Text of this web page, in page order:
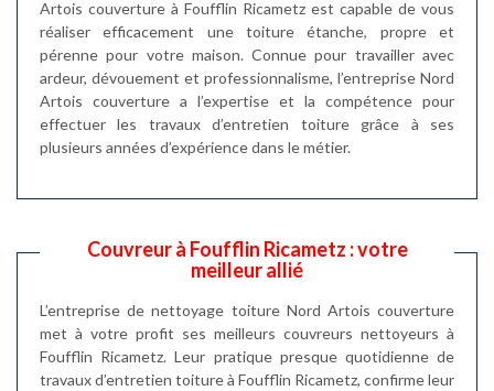
Artois couverture à Foufflin Ricametz est capable de vous
réaliser efficacement une toiture étanche, propre et
pérenne pour votre maison. Connue pour travailler avec
ardeur, dévouement et professionnalisme, l’entreprise Nord
Artois couverture a l’expertise et la compétence pour
effectuer les travaux d’entretien toiture grâce à ses
plusieurs années d’expérience dans le métier.
Couvreur à Foufflin Ricametz : votre
meilleur allié
L’entreprise de nettoyage toiture Nord Artois couverture
met à votre profit ses meilleurs couvreurs nettoyeurs à
Foufflin Ricametz. Leur pratique presque quotidienne de
travaux d’entretien toiture à Foufflin Ricametz, confirme leur